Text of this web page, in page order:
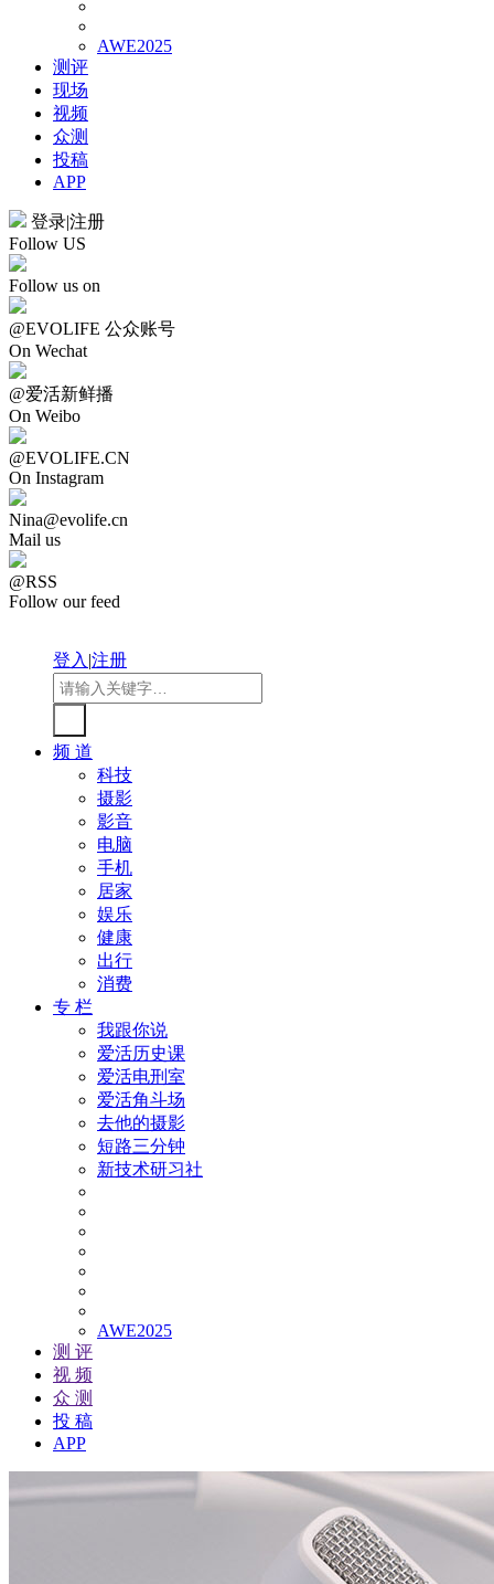
AWE2025
测评
现场
视频
众测
投稿
APP
登录|注册
Follow US
Follow us on
@EVOLIFE 公众账号
On Wechat
@爱活新鲜播
On Weibo
@EVOLIFE.CN
On Instagram
Nina@evolife.cn
Mail us
@RSS
Follow our feed
登入|注册
频 道
科技
摄影
影音
电脑
手机
居家
娱乐
健康
出行
消费
专 栏
我跟你说
爱活历史课
爱活电刑室
爱活角斗场
去他的摄影
短路三分钟
新技术研习社
AWE2025
测 评
视 频
众 测
投 稿
APP